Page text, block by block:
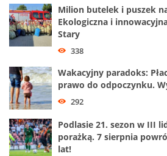
Milion butelek i puszek
Ekologiczna i
Stary
338
Wakacyjny paradoks:
prawo do odpoczynku.
292
Podlasie 21. sezon w III
porażką. 7 sierpnia
lat!